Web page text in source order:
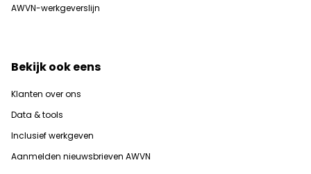
AWVN-werkgeverslijn
Bekijk ook eens
Klanten over ons
Data & tools
Inclusief werkgeven
Aanmelden nieuwsbrieven AWVN